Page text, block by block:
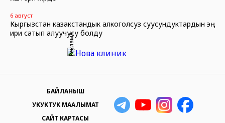
6 август
Кыргызстан казакстандык алкоголсуз суусундуктардын эң
ири сатып алуучусу болду
Реклама
БАЙЛАНЫШ
УКУКТУК МААЛЫМАТ
САЙТ КАРТАСЫ